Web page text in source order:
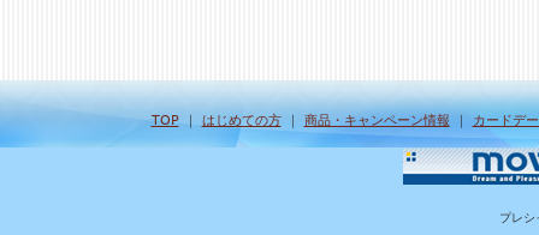
TOP｜ はじめての方｜ 商品・キャンペーン情報 ｜ カードデ
プレシ